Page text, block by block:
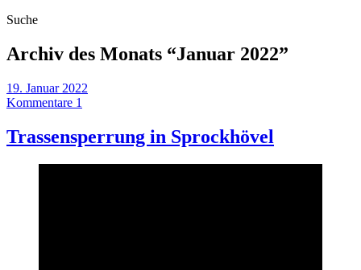
Suche
Archiv des Monats “Januar 2022”
19. Januar 2022
Kommentare 1
Trassensperrung in Sprockhövel